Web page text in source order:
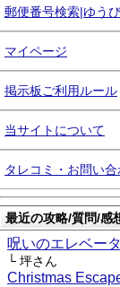
郵便番号検索|ゆう
マイページ
掲示板ご利用ルール
当サイトについて
タレコミ・お問い
最近の攻略/質問/感
呪いのエレベータ
└ 坪さん
Christmas